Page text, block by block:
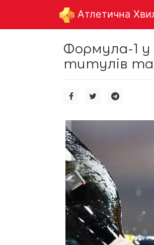
Aтлетична
Формула-1 у
титулів та